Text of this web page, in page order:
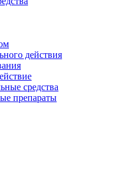
действия
средства
препараты